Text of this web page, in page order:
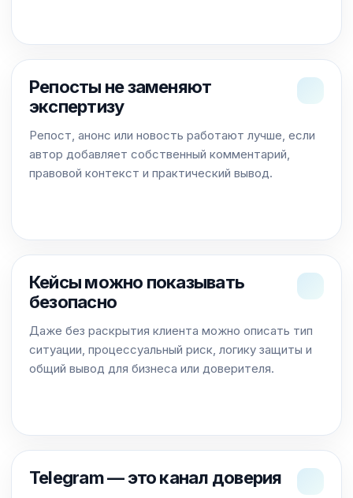
Репосты не заменяют
экспертизу
Репост, анонс или новость работают лучше, если
автор добавляет собственный комментарий,
правовой контекст и практический вывод.
Кейсы можно показывать
безопасно
Даже без раскрытия клиента можно описать тип
ситуации, процессуальный риск, логику защиты и
общий вывод для бизнеса или доверителя.
Telegram — это канал доверия